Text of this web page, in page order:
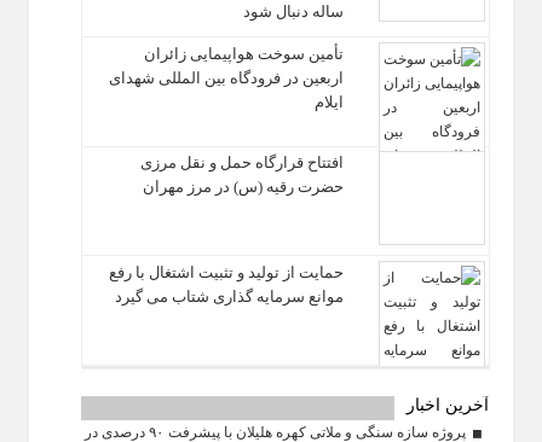
ساله دنبال شود
تأمین سوخت هواپیمایی زائران
اربعین در فرودگاه بین المللی شهدای
ایلام
افتتاح قرارگاه حمل‌ و نقل مرزی
حضرت رقیه (س) در مرز مهران
حمایت از تولید و تثبیت اشتغال با رفع
موانع سرمایه‌ گذاری شتاب می‌ گیرد
آخرین اخبار
پروژه سازه سنگی و ملاتی کهره هلیلان با پیشرفت ۹۰ درصدی در